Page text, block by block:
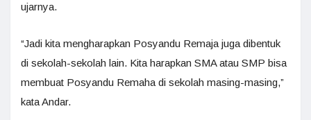
ujarnya.
“Jadi kita mengharapkan Posyandu Remaja juga dibentuk
di sekolah-sekolah lain. Kita harapkan SMA atau SMP bisa
membuat Posyandu Remaha di sekolah masing-masing,”
kata Andar.